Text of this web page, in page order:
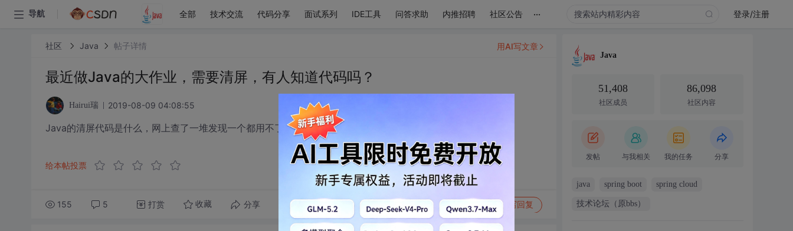
导航 全部 技术交流 代码分享 面试系列 IDE工具 问答求助 内推招聘 社区公告 ... 登录/注册
社区 Java 帖子详情
最近做Java的大作业，需要清屏，有人知道代码吗？
Hairui瑞 2019-08-09 04:08:55
Java的清屏代码是什么，网上查了一堆发现一个都用不了，哪个大佬说一下
给本帖投票
155 5 打赏 收藏 分享 转发到动态 举报 写回复
用AI写文章
Java
51,408
社区成员
86,098
社区内容
发帖 与我相关 我的任务 分享
java spring boot spring cloud
技术论坛（原bbs）